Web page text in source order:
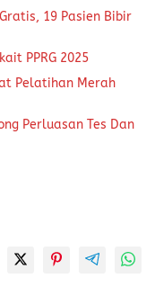
19 Pasien Bibir
PPRG 2025
Pelatihan Merah
Perluasan Tes Dan